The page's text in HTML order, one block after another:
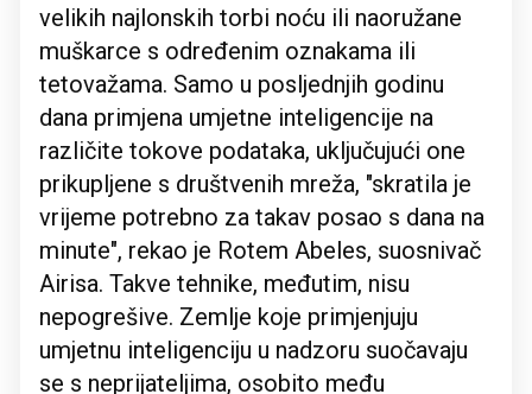
velikih najlonskih torbi noću ili naoružane
muškarce s određenim oznakama ili
tetovažama. Samo u posljednjih godinu
dana primjena umjetne inteligencije na
različite tokove podataka, uključujući one
prikupljene s društvenih mreža, "skratila je
vrijeme potrebno za takav posao s dana na
minute", rekao je Rotem Abeles, suosnivač
Airisa. Takve tehnike, međutim, nisu
nepogrešive. Zemlje koje primjenjuju
umjetnu inteligenciju u nadzoru suočavaju
se s neprijateljima, osobito među